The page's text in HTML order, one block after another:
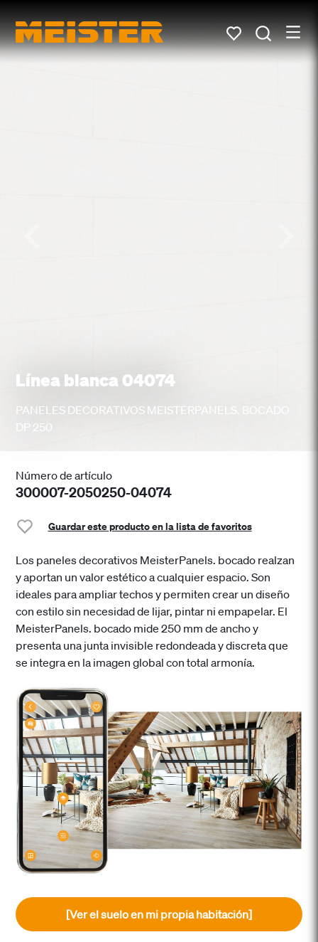
Línea blanca 04074
PANELES DECORATIVOS MEISTERPANELS. BOCADO
DP 250
Número de artículo
300007-2050250-04074
Guardar este producto en la lista de favoritos
Los paneles decorativos MeisterPanels. bocado realzan
y aportan un valor estético a cualquier espacio. Son
ideales para ampliar techos y permiten crear un diseño
con estilo sin necesidad de lijar, pintar ni empapelar. El
MeisterPanels. bocado mide 250 mm de ancho y
presenta una junta invisible redondeada y discreta que
se integra en la imagen global con total armonía.
[Ver el suelo en mi propia habitación]